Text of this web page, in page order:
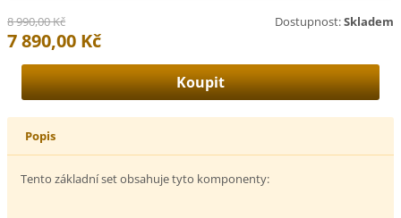
Dostupnost:Skladem
8 990,00 Kč
7 890,00 Kč
Popis
Tento základní set obsahuje tyto komponenty: